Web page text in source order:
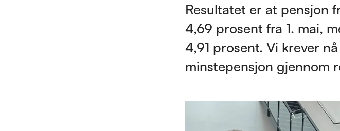
Resultatet er at pensjon
4,69 prosent fra 1. mai,
4,91 prosent. Vi krever
minstepensjon gjennom